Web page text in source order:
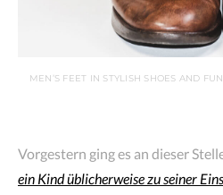
MEN’S FEET IN STYLISH SHOES AND
Vorgestern ging es an dieser
ein Kind üblicherweise zu seiner